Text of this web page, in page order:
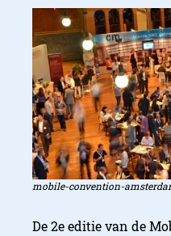
mobile-convention-
De 2e editie van de